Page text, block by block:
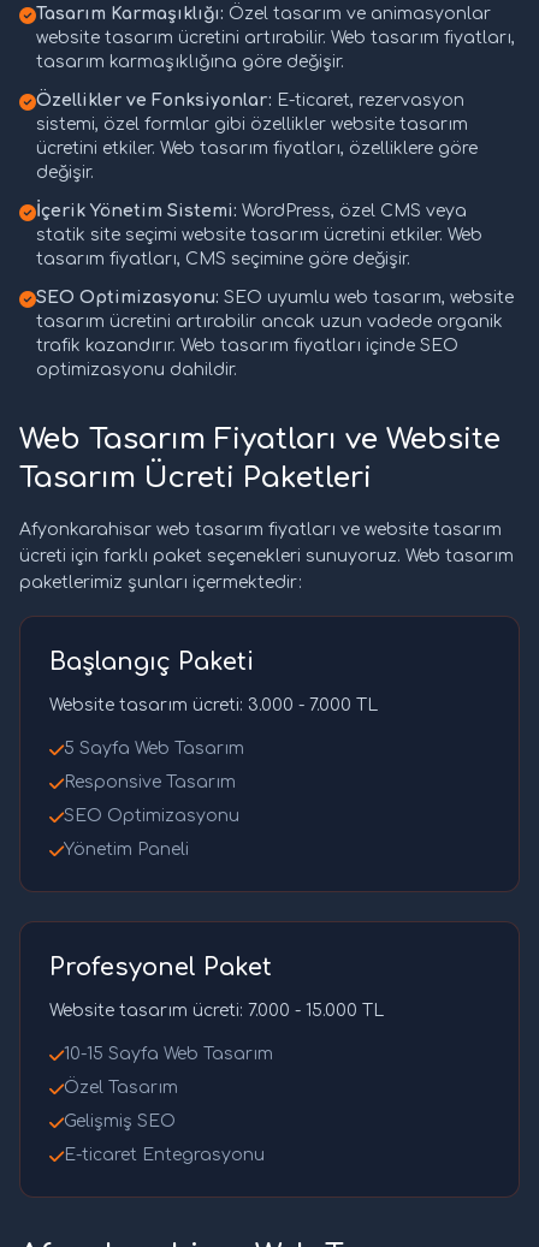
Tasarım Karmaşıklığı: Özel tasarım ve animasyonlar
website tasarım ücretini artırabilir. Web tasarım fiyatları,
tasarım karmaşıklığına göre değişir.
Özellikler ve Fonksiyonlar: E-ticaret, rezervasyon
sistemi, özel formlar gibi özellikler website tasarım
ücretini etkiler. Web tasarım fiyatları, özelliklere göre
değişir.
İçerik Yönetim Sistemi: WordPress, özel CMS veya
statik site seçimi website tasarım ücretini etkiler. Web
tasarım fiyatları, CMS seçimine göre değişir.
SEO Optimizasyonu: SEO uyumlu web tasarım, website
tasarım ücretini artırabilir ancak uzun vadede organik
trafik kazandırır. Web tasarım fiyatları içinde SEO
optimizasyonu dahildir.
Web Tasarım Fiyatları ve Website
Tasarım Ücreti Paketleri
Afyonkarahisar web tasarım fiyatları ve website tasarım
ücreti için farklı paket seçenekleri sunuyoruz. Web tasarım
paketlerimiz şunları içermektedir:
Başlangıç Paketi
Website tasarım ücreti: 3.000 - 7.000 TL
5 Sayfa Web Tasarım
Responsive Tasarım
SEO Optimizasyonu
Yönetim Paneli
Profesyonel Paket
Website tasarım ücreti: 7.000 - 15.000 TL
10-15 Sayfa Web Tasarım
Özel Tasarım
Gelişmiş SEO
E-ticaret Entegrasyonu